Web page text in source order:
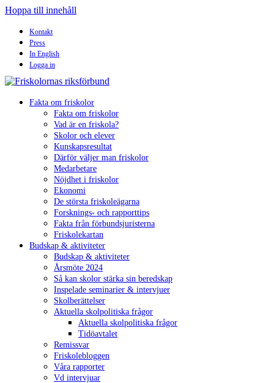
Hoppa till innehåll
Kontakt
Press
In English
Logga in
Fakta om friskolor
Fakta om friskolor
Vad är en friskola?
Skolor och elever
Kunskapsresultat
Därför väljer man friskolor
Medarbetare
Nöjdhet i friskolor
Ekonomi
De största friskoleägarna
Forsknings- och rapporttips
Fakta från förbundsjuristerna
Friskolekartan
Budskap & aktiviteter
Budskap & aktiviteter
Årsmöte 2024
Så kan skolor stärka sin beredskap
Inspelade seminarier & intervjuer
Skolberättelser
Aktuella skolpolitiska frågor
Aktuella skolpolitiska frågor
Tidöavtalet
Remissvar
Friskolebloggen
Våra rapporter
Vd intervjuar